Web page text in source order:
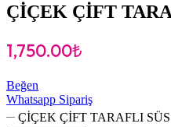
ÇİÇEK ÇİFT
1,750.00₺
Beğen
Whatsapp Sipariş
ÇİÇEK ÇİFT TARAFLI